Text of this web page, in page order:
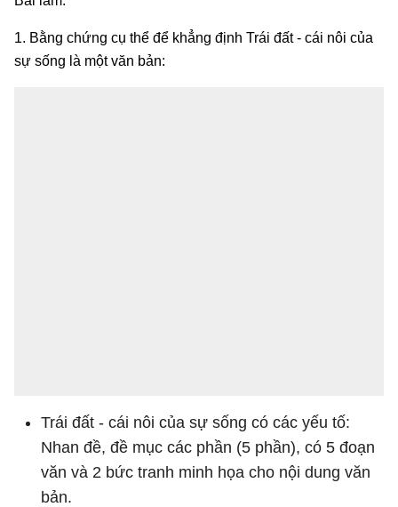
1. Bằng chứng cụ thể để khẳng định Trái đất - cái nôi của
sự sống là một văn bản:
Trái đất - cái nôi của sự sống có các yếu tố:
Nhan đề, đề mục các phần (5 phần), có 5 đoạn
văn và 2 bức tranh minh họa cho nội dung văn
bản.